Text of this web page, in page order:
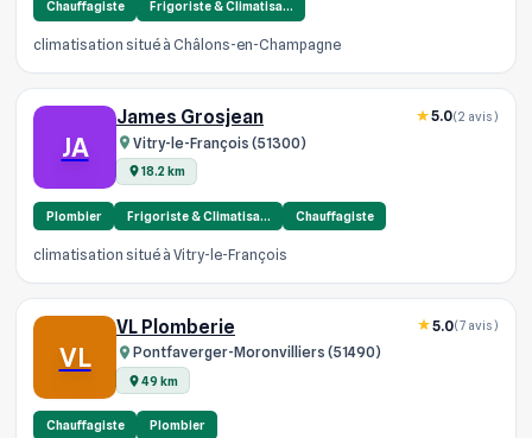
Chauffagiste Frigoriste & Climatisa…
climatisation situé à Châlons-en-Champagne
JA
James Grosjean
Vitry-le-François (51300)
18.2 km
5.0(2 avis)
Plombier Frigoriste & Climatisa… Chauffagiste
climatisation situé à Vitry-le-François
VL
VL Plomberie
Pontfaverger-Moronvilliers (51490)
49 km
5.0(7 avis)
Chauffagiste Plombier